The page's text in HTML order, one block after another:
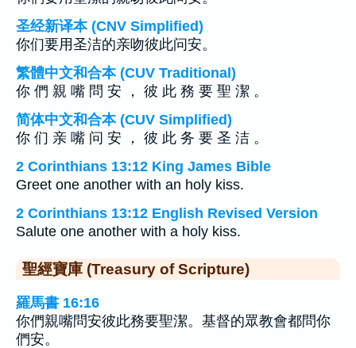
圣经新译本 (CNV Simplified)
你们要用圣洁的亲吻彼此问安。
繁體中文和合本 (CUV Traditional)
你 們 親 嘴 問 安 ， 彼 此 務 要 聖 潔 。
简体中文和合本 (CUV Simplified)
你 们 亲 嘴 问 安 ， 彼 此 务 要 圣 洁 。
2 Corinthians 13:12 King James Bible
Greet one another with an holy kiss.
2 Corinthians 13:12 English Revised Version
Salute one another with a holy kiss.
聖經寶庫 (Treasury of Scripture)
羅馬書 16:16
你們親嘴問安彼此務要聖潔。基督的眾教會都問你
們安。